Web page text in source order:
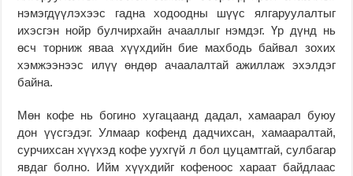
нэмэгдүүлэхээс гадна ходоодны шүүс ялгаруулалтыг
ихэсгэн нойр булчирхайн ачааллыг нэмдэг. Үр дүнд нь
өсч торниж яваа хүүхдийн бие махбодь байвал зохих
хэмжээнээс илүү өндөр ачаалалтай ажиллаж эхэлдэг
байна.
Мөн кофе нь богино хугацаанд дадал, хамаарал буюу
дон үүсгэдэг. Улмаар кофенд дадчихсан, хамааралтай,
сурчихсан хүүхэд кофе уухгүй л бол цуцамтгай, сулбагар
явдаг болно. Ийм хүүхдийг кофеноос хараат байдлаас